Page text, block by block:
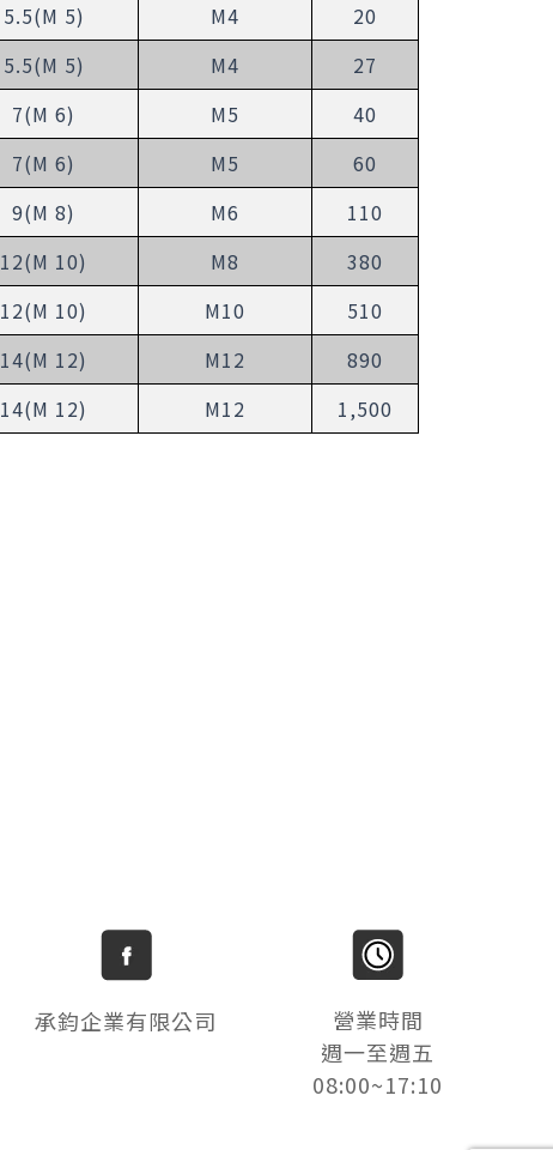
5.5(M 5) M4
20
5.5(M 5) M4
27
7(M 6) M5
40
7(M 6) M5
60
9(M 8) M6
110
12(M 10) M8
380
12(M 10) M10
510
14(M 12) M12
890
14(M 12) M12 1,500
承鈞企業有限公司
營業時間
週一至週五
08:00~17:10